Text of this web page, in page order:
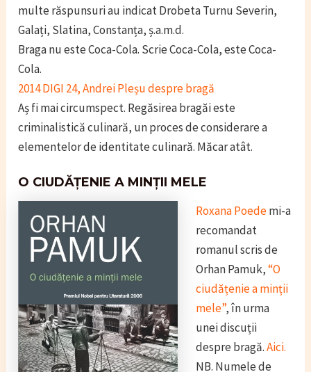
multe răspunsuri au indicat Drobeta Turnu Severin,
Galați, Slatina, Constanța, ș.a.m.d.
Braga nu este Coca-Cola. Scrie Coca-Cola, este Coca-
Cola.
2014 DIGI 24, Andrei Pleșu despre bragă
Aș fi mai circumspect. Regăsirea bragăi este
criminalistică culinară, un proces de considerare a
elementelor de identitate culinară. Măcar atât.
O CIUDĂȚENIE A MINȚII MELE
Roxana Poedemi-a
recomandat
romanul scris de
Orhan Pamuk,“O
ciudățenie a minții
mele”, în urma
unei discuții
despre bragă.Aici.
NB. Numele de